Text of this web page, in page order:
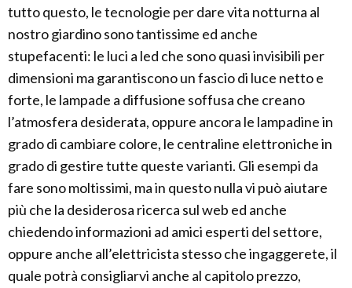
tutto questo, le tecnologie per dare vita notturna al
nostro giardino sono tantissime ed anche
stupefacenti: le luci a led che sono quasi invisibili per
dimensioni ma garantiscono un fascio di luce netto e
forte, le lampade a diffusione soffusa che creano
l’atmosfera desiderata, oppure ancora le lampadine in
grado di cambiare colore, le centraline elettroniche in
grado di gestire tutte queste varianti. Gli esempi da
fare sono moltissimi, ma in questo nulla vi può aiutare
più che la desiderosa ricerca sul web ed anche
chiedendo informazioni ad amici esperti del settore,
oppure anche all’elettricista stesso che ingaggerete, il
quale potrà consigliarvi anche al capitolo prezzo,